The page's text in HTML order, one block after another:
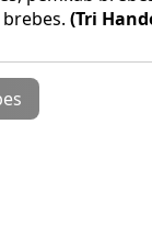
(Tri